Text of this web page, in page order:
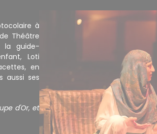
à
Théâtre
la guide-
Loti
en
aussi ses
d'Or, et